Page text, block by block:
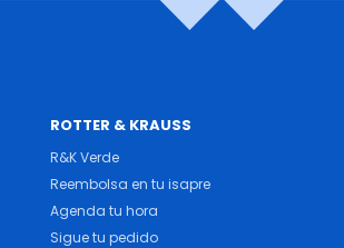
ROTTER & KRAUSS
R&K Verde
Reembolsa en tu isapre
Agenda tu hora
Sigue tu pedido